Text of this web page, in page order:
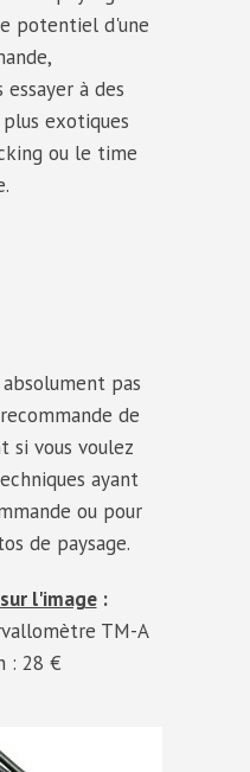
potentiel d'une
à des
exotiques
ou le time
pas
de
si vous voulez
ayant
ou pour
de paysage.
l'image:
TM-A
: 28 €